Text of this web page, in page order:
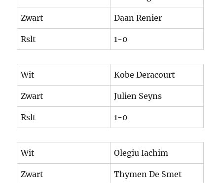
Zwart Daan Renier
Rslt 1-0
Wit Kobe Deracourt
Zwart Julien Seyns
Rslt 1-0
Wit Olegiu Iachim
Zwart Thymen De Smet